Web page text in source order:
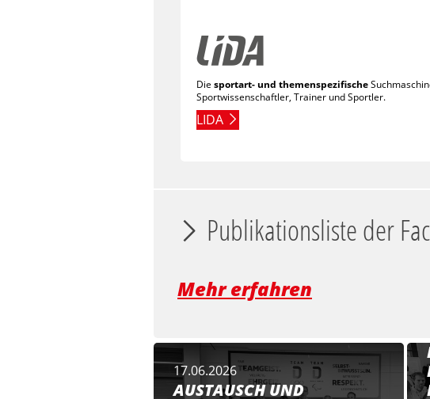
Die sportart- und themenspezifische
Sportwissenschaftler, Trainer und Sportler.
LIDA
Publikationsliste der
Mehr erfahren
17.06.2026
AUSTAUSCH UND